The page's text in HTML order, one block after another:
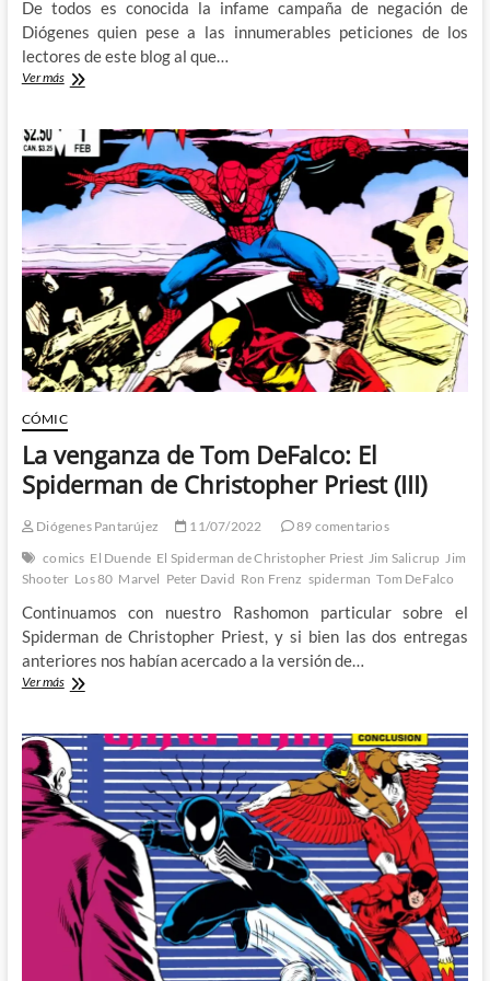
De todos es conocida la infame campaña de negación de
Diógenes quien pese a las innumerables peticiones de los
lectores de este blog al que…
Ver más¿El
llegar
o
ya
esta
CÓMIC
La venganza de Tom DeFalco: El
Spiderman de Christopher Priest (III)
Diógenes Pantarújez 11/07/2022
89 comentarios
comics El Duende El Spiderman de Christopher Priest Jim Salicrup Jim
Shooter Los 80 Marvel Peter David Ron Frenz spiderman Tom DeFalco
Continuamos con nuestro Rashomon particular sobre el
Spiderman de Christopher Priest, y si bien las dos entregas
anteriores nos habían acercado a la versión de…
Ver másLa
Tom
DeFalco:
El
Spiderman
de
Christopher
Priest
(III)